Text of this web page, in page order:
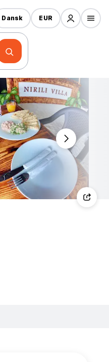
Dansk EUR